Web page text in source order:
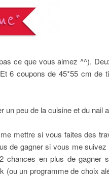
ce que vous aimez ^^).
6 coupons de 45*55 cm de
peu de la cuisine et du nail
mettre si vous faites des
de gagner si vous me
chances en plus de gagner
(ou un programme de choix